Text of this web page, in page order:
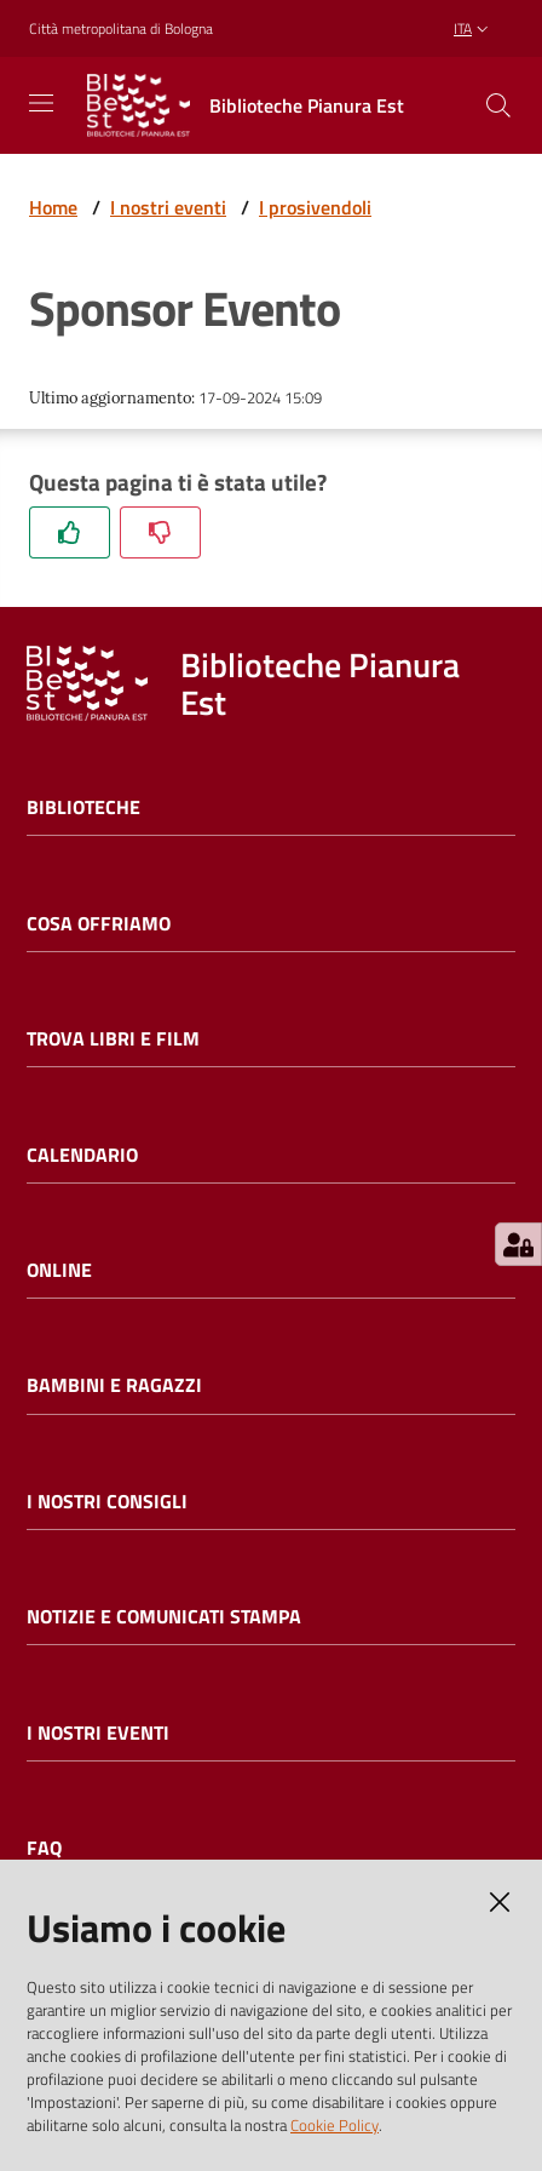
Vai al contenuto
Vai alla navigazione
Vai al footer
Città metropolitana di Bologna ITA
Biblioteche Pianura Est
Biblioteche
Pianura
Est
CREARE,
RICREARSI
Biblioteche
Trova
e
Calendario
Online
ragazzi
i
l
Cerca nei
cataloghi
Chiedi al
Home / I nostri eventi / I prosivendoli
Sponsor Evento
Ultimo aggiornamento: 17-09-2024 15:09
Questa pagina ti è stata utile?
Biblioteche Pianura
Est
BIBLIOTECHE
COSA OFFRIAMO
TROVA LIBRI E FILM
CALENDARIO
ONLINE
BAMBINI E RAGAZZI
I NOSTRI CONSIGLI
NOTIZIE E COMUNICATI STAMPA
I NOSTRI EVENTI
FAQ
I dati personali pubblicati sono riutilizzabili solo alle condizioni
previste dalla direttiva comunitaria 2003/98/CE e dal d.lgs.
36/2006
Usiamo i cookie
Questo sito utilizza i cookie tecnici di navigazione e di sessione per
garantire un miglior servizio di navigazione del sito, e cookies analitici per
raccogliere informazioni sull'uso del sito da parte degli utenti. Utilizza
anche cookies di profilazione dell'utente per fini statistici. Per i cookie di
profilazione puoi decidere se abilitarli o meno cliccando sul pulsante
'Impostazioni'. Per saperne di più, su come disabilitare i cookies oppure
abilitarne solo alcuni, consulta la nostraCookie Policy.